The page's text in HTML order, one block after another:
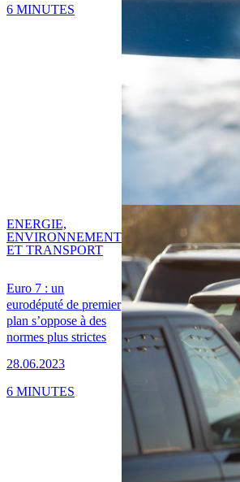
6 MINUTES
Euro 7 : un
eurodéputé de premier
plan s’oppose à des
normes plus strictes
28.06.2023
ENERGIE,
ENVIRONNEMENT
ET TRANSPORT
6 MINUTES